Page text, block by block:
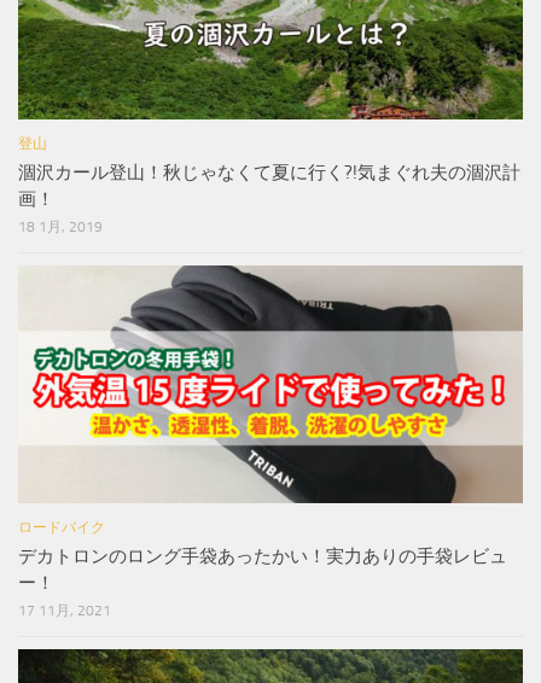
登山
涸沢カール登山！秋じゃなくて夏に行く?!気まぐれ夫の涸沢計
画！
18 1月, 2019
ロードバイク
デカトロンのロング手袋あったかい！実力ありの手袋レビュ
ー！
17 11月, 2021